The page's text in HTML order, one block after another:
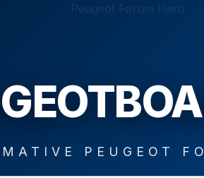
PEUGEOT